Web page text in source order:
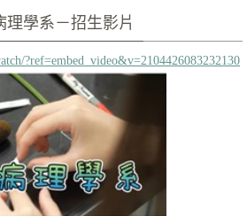
理學系－招生影片
?ref=embed_video&v=2104426083232130